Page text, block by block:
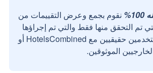
نقوم بجمع وعرض التقييمات من
تم التحقق منها فقط والتي تم إجراؤها
بواسطة مستخدمين حقيقيين مع HotelsCombined أو
الموثوقين.